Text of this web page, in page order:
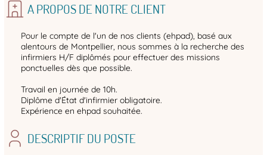
A PROPOS DE NOTRE CLIENT
Pour le compte de l'un de nos clients (ehpad), basé aux
alentours de Montpellier, nous sommes à la recherche des
infirmiers H/F diplômés pour effectuer des missions
ponctuelles dès que possible.
Travail en journée de 10h.
Diplôme d'État d'infirmier obligatoire.
Expérience en ehpad souhaitée.
DESCRIPTIF DU POSTE